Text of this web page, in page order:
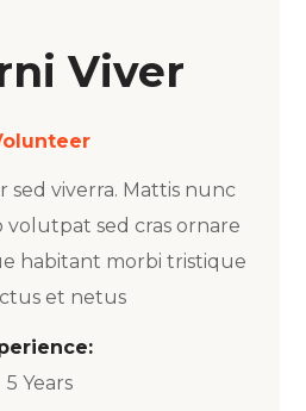
Viver
sed viverra. Mattis nunc
sed cras ornare
habitant morbi tristique
et netus
5 Years